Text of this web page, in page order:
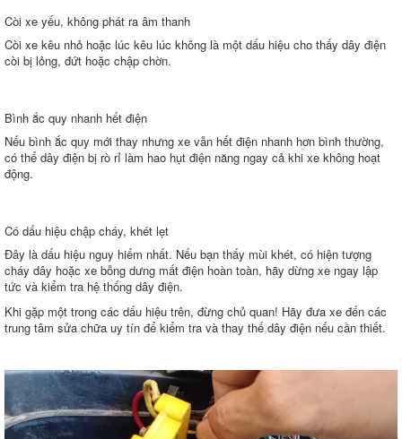
Còi xe yếu, không phát ra âm thanh
Còi xe kêu nhỏ hoặc lúc kêu lúc không là một dấu hiệu cho thấy dây điện
còi bị lỏng, đứt hoặc chập chờn.
Bình ắc quy nhanh hết điện
Nếu bình ắc quy mới thay nhưng xe vẫn hết điện nhanh hơn bình thường,
có thể dây điện bị rò rỉ làm hao hụt điện năng ngay cả khi xe không hoạt
động.
Có dấu hiệu chập cháy, khét lẹt
Đây là dấu hiệu nguy hiểm nhất. Nếu bạn thấy mùi khét, có hiện tượng
cháy dây hoặc xe bỗng dưng mất điện hoàn toàn, hãy dừng xe ngay lập
tức và kiểm tra hệ thống dây điện.
Khi gặp một trong các dấu hiệu trên, đừng chủ quan! Hãy đưa xe đến các
trung tâm sửa chữa uy tín để kiểm tra và thay thế dây điện nếu cần thiết.